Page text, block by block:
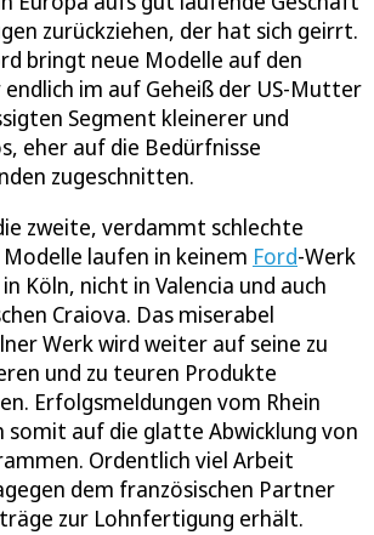
zurückziehen, der hat sich geirrt.
bringt neue Modelle auf den
im auf Geheiß der US-Mutter
Segment kleinerer und
eher auf die Bedürfnisse
zugeschnitten.
zweite, verdammt schlechte
laufen in keinem Ford-Werk
Köln, nicht in Valencia und auch
Craiova. Das miserabel
Werk wird weiter auf seine zu
und zu teuren Produkte
Erfolgsmeldungen vom Rhein
somit auf die glatte Abwicklung von
Ordentlich viel Arbeit
dem französischen Partner
zur Lohnfertigung erhält.